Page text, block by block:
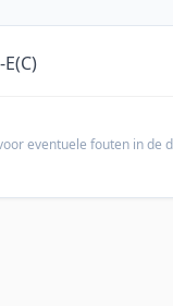
eventuele fouten in de